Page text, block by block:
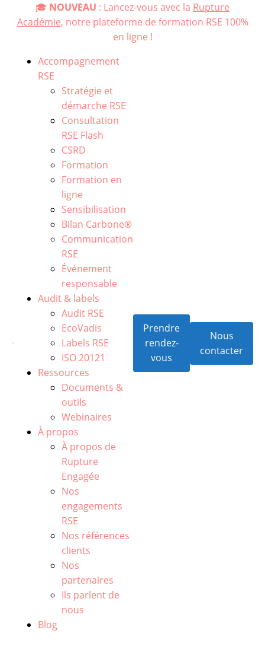
🎓 NOUVEAU : Lancez-vous avec la Rupture
Académie, notre plateforme de formation RSE 100%
en ligne !
Accompagnement
RSE
Stratégie et
démarche RSE
Consultation
RSE Flash
CSRD
Formation
Formation en
ligne
Sensibilisation
Bilan Carbone®
Communication
RSE
Événement
responsable
Audit & labels
Audit RSE
EcoVadis
Labels RSE
ISO 20121
Ressources
Documents &
outils
Webinaires
À propos
À propos de
Rupture
Engagée
Nos
engagements
RSE
Nos références
clients
Nos
partenaires
Ils parlent de
nous
Blog
Prendre
rendez-
vous
Nous
contacter